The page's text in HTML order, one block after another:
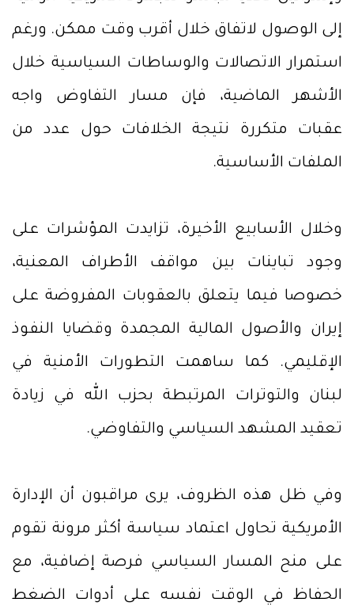
إلى الوصول لاتفاق خلال أقرب وقت ممكن. ورغم
استمرار الاتصالات والوساطات السياسية خلال
الأشهر الماضية، فإن مسار التفاوض واجه
عقبات متكررة نتيجة الخلافات حول عدد من
الملفات الأساسية.
وخلال الأسابيع الأخيرة، تزايدت المؤشرات على
وجود تباينات بين مواقف الأطراف المعنية،
خصوصا فيما يتعلق بالعقوبات المفروضة على
إيران والأصول المالية المجمدة وقضايا النفوذ
الإقليمي. كما ساهمت التطورات الأمنية في
لبنان والتوترات المرتبطة بحزب الله في زيادة
تعقيد المشهد السياسي والتفاوضي.
وفي ظل هذه الظروف، يرى مراقبون أن الإدارة
الأمريكية تحاول اعتماد سياسة أكثر مرونة تقوم
على منح المسار السياسي فرصة إضافية، مع
الحفاظ في الوقت نفسه على أدوات الضغط